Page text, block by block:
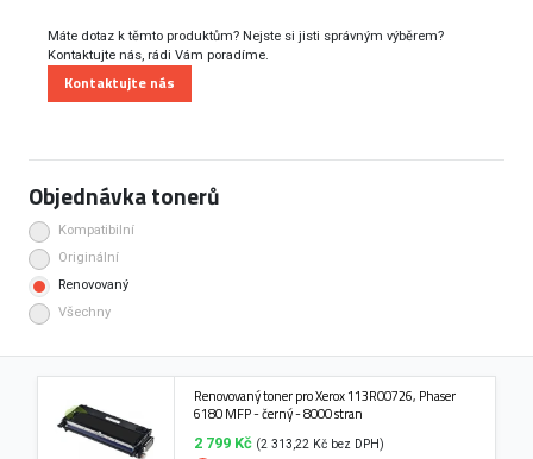
Máte dotaz k těmto produktům? Nejste si jisti správným výběrem?
Kontaktujte nás, rádi Vám poradíme.
Kontaktujte nás
Objednávka tonerů
Kompatibilní
Originální
Renovovaný
Všechny
Renovovaný toner pro Xerox 113R00726, Phaser
6180 MFP - černý - 8000 stran
2 799 Kč (2 313,22 Kč bez DPH)